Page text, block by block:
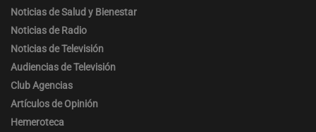
Noticias de Salud y Bienestar
Noticias de Radio
Noticias de Televisión
Audiencias de Televisión
Club Agencias
Artículos de Opinión
Hemeroteca